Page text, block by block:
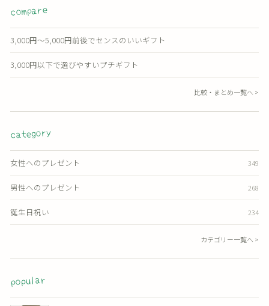
compare
3,000円〜5,000円前後でセンスのいいギフト
3,000円以下で選びやすいプチギフト
比較・まとめ一覧へ >
category
女性へのプレゼント 349
男性へのプレゼント 268
誕生日祝い 234
カテゴリー一覧へ >
popular